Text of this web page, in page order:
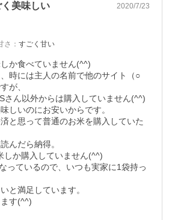
美味しい 2020/7/23
さ ： すごく甘い
か食べていません(^^)
時には主人の名前で他のサイト（○
が、
さん以外からは購入していません(^^)
しいのにお安いからです。
と思って普通のお米を購入していた
んだら納得。
しか購入していません(^^)
っているので、いつも実家に1袋持っ
と満足しています。
す(^^)